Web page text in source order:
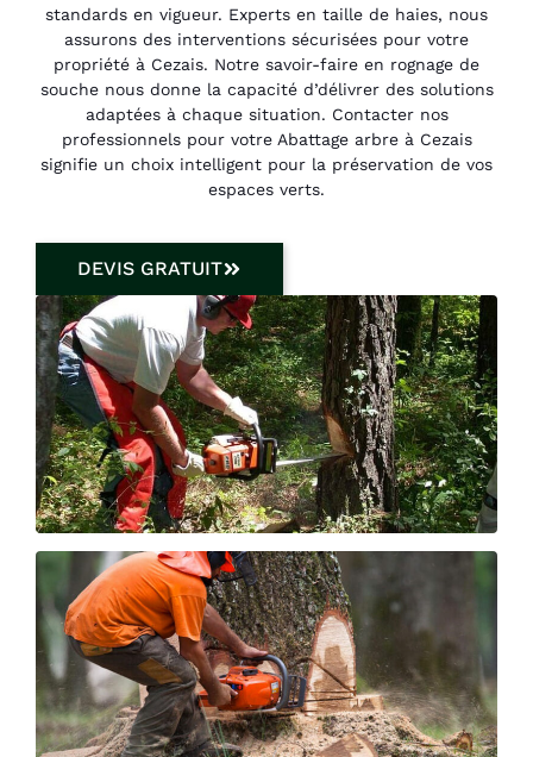
standards en vigueur. Experts en taille de haies, nous
assurons des interventions sécurisées pour votre
propriété à Cezais. Notre savoir-faire en rognage de
souche nous donne la capacité d’délivrer des solutions
adaptées à chaque situation. Contacter nos
professionnels pour votre Abattage arbre à Cezais
signifie un choix intelligent pour la préservation de vos
espaces verts.
DEVIS GRATUIT